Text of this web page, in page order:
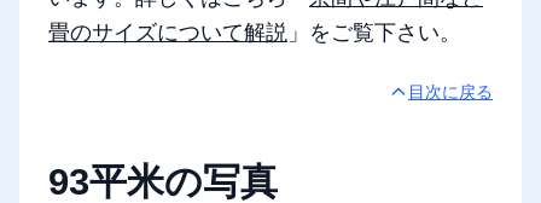
畳のサイズについて解説 」をご覧下さい。
目次に戻る
93平米の写真